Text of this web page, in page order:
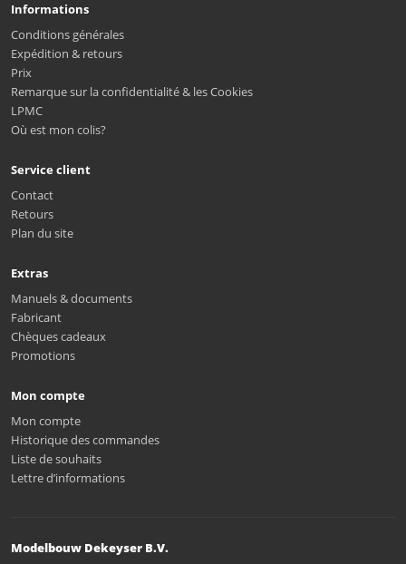
Informations
Conditions générales
Expédition & retours
Prix
Remarque sur la confidentialité & les Cookies
LPMC
Où est mon colis?
Service client
Contact
Retours
Plan du site
Extras
Manuels & documents
Fabricant
Chèques cadeaux
Promotions
Mon compte
Mon compte
Historique des commandes
Liste de souhaits
Lettre d’informations
Modelbouw Dekeyser B.V.